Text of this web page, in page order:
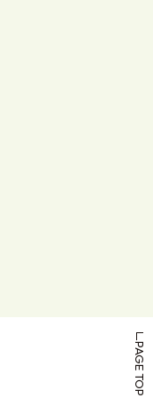
PAGE TOP